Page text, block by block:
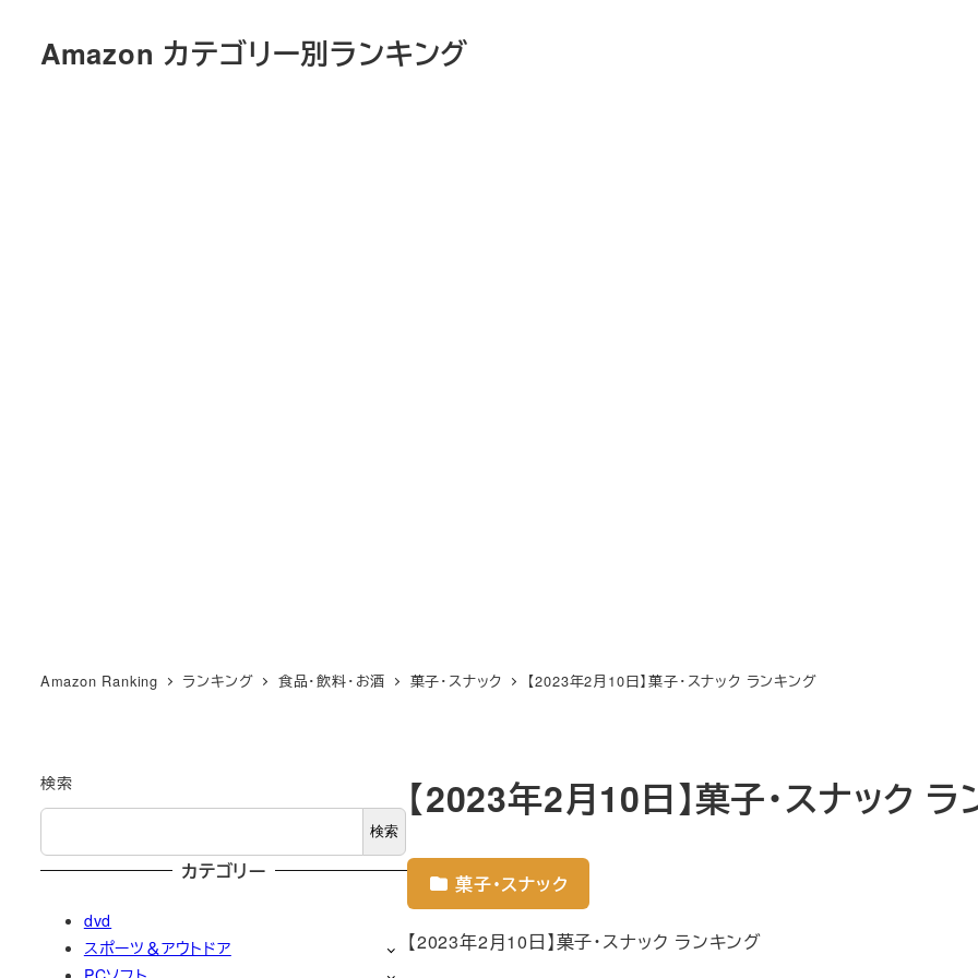
Amazon カテゴリー別ランキング
Amazon Ranking ランキング 食品・飲料・お酒 菓子・スナック 【2023年2月10日】菓子・スナック ランキング
【2023年2月10日】菓子・スナック ラ
菓子・スナック
【2023年2月10日】菓子・スナック ランキング
検索
検索
カテゴリー
dvd
スポーツ＆アウトドア